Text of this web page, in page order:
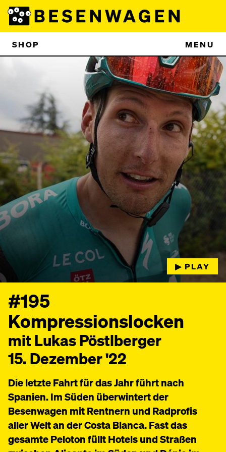
SHOP MENU
▶︎ PLAY
#195
Kompressionslocken
mit Lukas Pöstlberger
15. Dezember '22
Die letzte Fahrt für das Jahr führt nach
Spanien. Im Süden überwintert der
Besenwagen mit Rentnern und Radprofis
aller Welt an der Costa Blanca. Fast das
gesamte Peloton füllt Hotels und Straßen